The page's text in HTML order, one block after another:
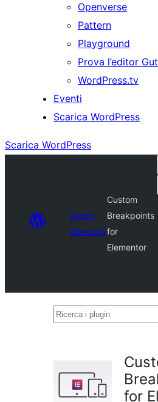
Openverse
Pattern
Playground
Prova l’editor
WordPress.tv
Eventi
Scarica WordPress
Scarica WordPress
Plugin
Directory
Custom
Breakpoints
for
Elementor
Ricerca
for